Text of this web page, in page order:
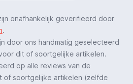
onafhankelijk geverifieerd door
.
door ons handmatig geselecteerd
dit of soortgelijke artikelen.
op alle reviews van de
of soortgelijke artikelen (zelfde